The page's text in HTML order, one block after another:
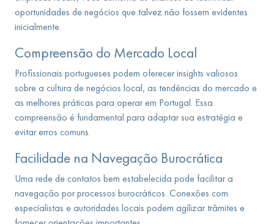
oportunidades de negócios que talvez não fossem evidentes
inicialmente.
Compreensão do Mercado Local
Profissionais portugueses podem oferecer insights valiosos
sobre a cultura de negócios local, as tendências do mercado e
as melhores práticas para operar em Portugal. Essa
compreensão é fundamental para adaptar sua estratégia e
evitar erros comuns.
Facilidade na Navegação Burocrática
Uma rede de contatos bem estabelecida pode facilitar a
navegação por processos burocráticos. Conexões com
especialistas e autoridades locais podem agilizar trâmites e